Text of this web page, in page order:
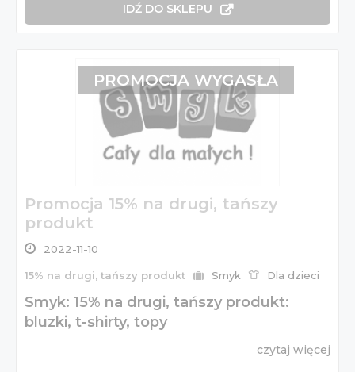
IDŹ DO SKLEPU
Promocja 15% na drugi, tańszy
produkt
2022-11-10
15% na drugi, tańszy produkt Smyk Dla dzieci
Smyk: 15% na drugi, tańszy produkt:
bluzki, t-shirty, topy
czytaj więcej
PROMOCJA WYGASŁA